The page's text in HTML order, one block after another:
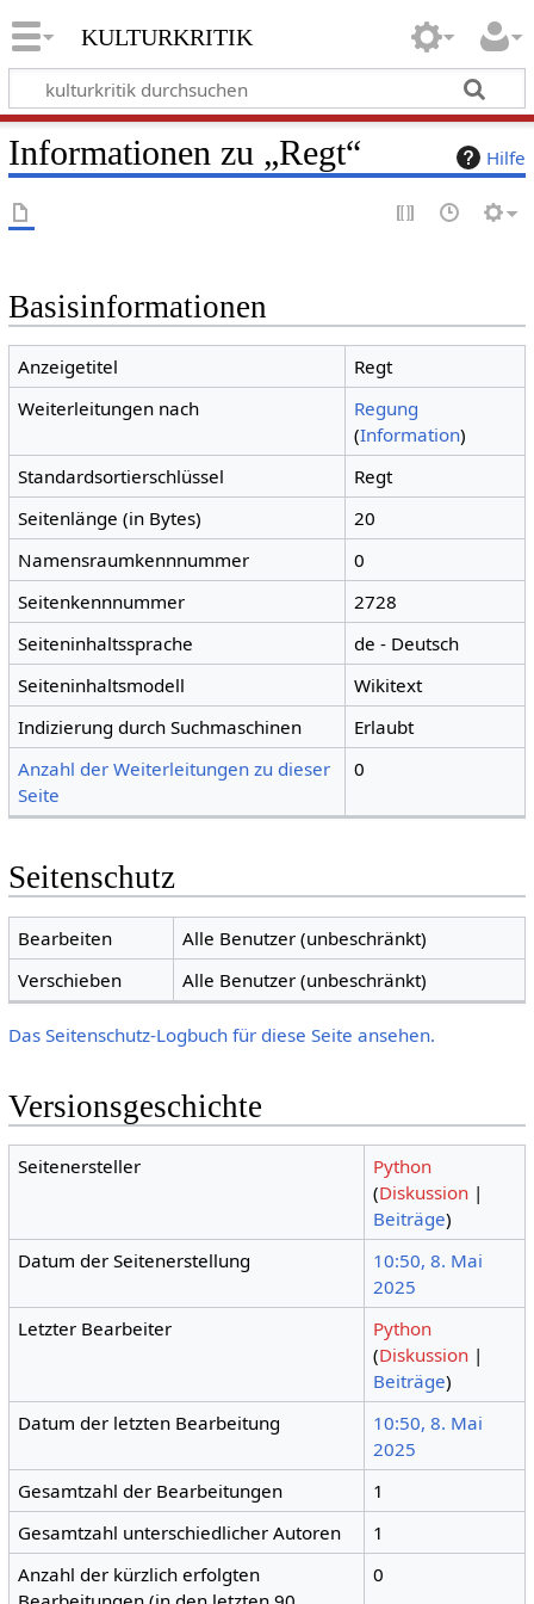
kulturkritik
Hilfe
Informationen zu „Regt“
Basisinformationen
Anzeigetitel
Regt
Weiterleitungen nach
Regung
(Information)
Standardsortierschlüssel
Regt
Seitenlänge (in Bytes)
20
Namensraumkennnummer
0
Seitenkennnummer
2728
Seiteninhaltssprache
de - Deutsch
Seiteninhaltsmodell
Wikitext
Indizierung durch Suchmaschinen
Erlaubt
Anzahl der Weiterleitungen zu dieser
Seite
0
Seitenschutz
Bearbeiten
Alle Benutzer (unbeschränkt)
Verschieben
Alle Benutzer (unbeschränkt)
Das Seitenschutz-Logbuch für diese Seite ansehen.
Versionsgeschichte
Seitenersteller
Python
(Diskussion |
Beiträge)
Datum der Seitenerstellung
10:50, 8. Mai
2025
Letzter Bearbeiter
Python
(Diskussion |
Beiträge)
Datum der letzten Bearbeitung
10:50, 8. Mai
2025
Gesamtzahl der Bearbeitungen
1
Gesamtzahl unterschiedlicher Autoren
1
Anzahl der kürzlich erfolgten
0